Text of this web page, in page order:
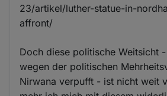
23/artikel/luther-statue-in-
affront/
Doch diese politische Weitsicht
wegen der politischen
Nirwana verpufft - ist nicht weit